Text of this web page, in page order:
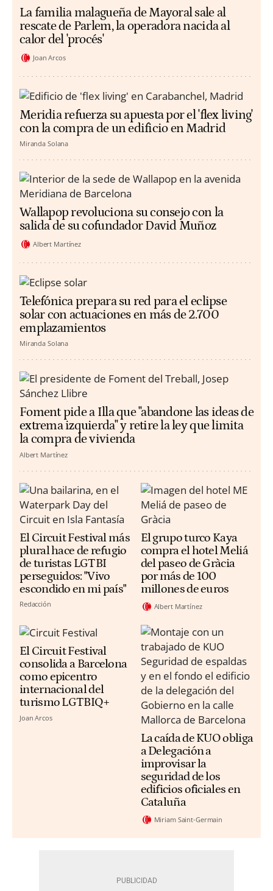
La familia malagueña de Mayoral sale al
rescate de Parlem, la operadora nacida al
calor del 'procés'
Joan Arcos
Meridia refuerza su apuesta por el 'flex living'
con la compra de un edificio en Madrid
Miranda Solana
Wallapop revoluciona su consejo con la
salida de su cofundador David Muñoz
Albert Martínez
Telefónica prepara su red para el eclipse
solar con actuaciones en más de 2.700
emplazamientos
Miranda Solana
Foment pide a Illa que "abandone las ideas de
extrema izquierda" y retire la ley que limita
la compra de vivienda
Albert Martínez
El Circuit Festival más
plural hace de refugio
de turistas LGTBI
perseguidos: "Vivo
escondido en mi país"
Redacción
El grupo turco Kaya
compra el hotel Meliá
del paseo de Gràcia
por más de 100
millones de euros
Albert Martínez
El Circuit Festival
consolida a Barcelona
como epicentro
internacional del
turismo LGTBIQ+
Joan Arcos
La caída de KUO obliga
a Delegación a
improvisar la
seguridad de los
edificios oficiales en
Cataluña
Miriam Saint-Germain